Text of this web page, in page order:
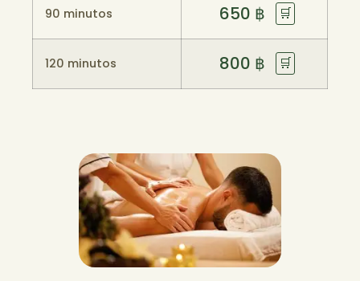
90 minutos 650 ฿ 🛒
120 minutos 800 ฿ 🛒